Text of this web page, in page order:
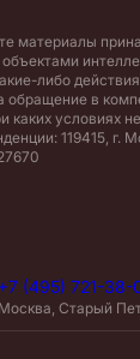
материалы
либо
в
каких условиях
119415, г.
+7 (495) 721-38-
Москва, Старый